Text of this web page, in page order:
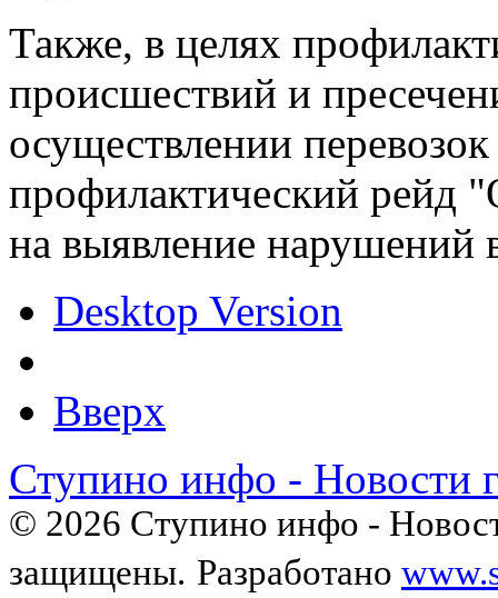
Также, в целях
происшествий и
осуществлении
профилактический рейд
на выявление нарушений
Desktop Version
Вверх
Ступино инфо - Новости
© 2026 Ступино инфо -
защищены. Разработано